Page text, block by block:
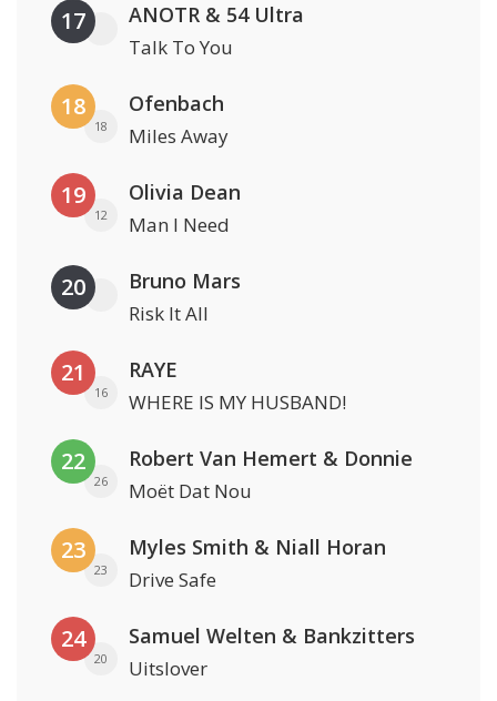
17 ANOTR & 54 Ultra
Talk To You
18
18
Ofenbach
Miles Away
19
12
Olivia Dean
Man I Need
20 Bruno Mars
Risk It All
21
16
RAYE
WHERE IS MY HUSBAND!
22
26
Robert Van Hemert & Donnie
Moët Dat Nou
23
23
Myles Smith & Niall Horan
Drive Safe
24
20
Samuel Welten & Bankzitters
Uitslover